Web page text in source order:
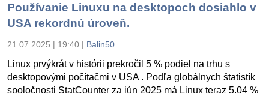
Používanie Linuxu na desktopoch dosiahlo v
USA rekordnú úroveň.
21.07.2025 | 19:40 | Balin50
Linux prvýkrát v histórii prekročil 5 % podiel na trhu s
desktopovými počítačmi v USA . Podľa globálnych štatistík
spoločnosti StatCounter za jún 2025 má Linux teraz 5,04 %